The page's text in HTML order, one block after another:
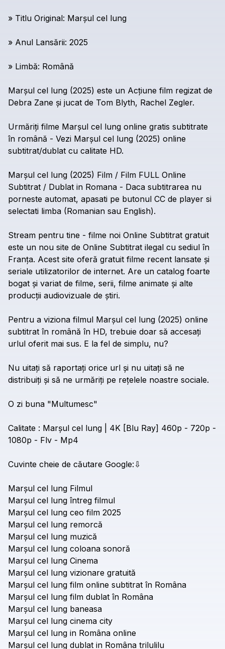
» Titlu Original: Marșul cel lung
» Anul Lansării: 2025
» Limbă: Română
Marșul cel lung (2025) este un Acțiune film regizat de
Debra Zane și jucat de Tom Blyth, Rachel Zegler.
Urmăriți filme Marșul cel lung online gratis subtitrate
în română - Vezi Marșul cel lung (2025) online
subtitrat/dublat cu calitate HD.
Marșul cel lung (2025) Film / Film FULL Online
Subtitrat / Dublat in Romana - Daca subtitrarea nu
porneste automat, apasati pe butonul CC de player si
selectati limba (Romanian sau English).
Stream pentru tine - filme noi Online Subtitrat gratuit
este un nou site de Online Subtitrat ilegal cu sediul în
Franța. Acest site oferă gratuit filme recent lansate și
seriale utilizatorilor de internet. Are un catalog foarte
bogat și variat de filme, serii, filme animate și alte
producții audiovizuale de știri.
Pentru a viziona filmul Marșul cel lung (2025) online
subtitrat în română în HD, trebuie doar să accesați
urlul oferit mai sus. E la fel de simplu, nu?
Nu uitați să raportați orice url și nu uitați să ne
distribuiți și să ne urmăriți pe rețelele noastre sociale.
O zi buna "Multumesc"
Calitate : Marșul cel lung 4K [Blu Ray] 460p - 720p -
1080p - Flv - Mp4
Cuvinte cheie de căutare Google:⇩
Marșul cel lung Filmul
Marșul cel lung întreg filmul
Marșul cel lung ceo film 2025
Marșul cel lung remorcă
Marșul cel lung muzică
Marșul cel lung coloana sonoră
Marșul cel lung Cinema
Marșul cel lung vizionare gratuită
Marșul cel lung film online subtitrat în Româna
Marșul cel lung film dublat în Româna
Marșul cel lung baneasa
Marșul cel lung cinema city
Marșul cel lung in Româna online
Marșul cel lung dublat in Româna trilulilu